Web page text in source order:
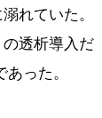
れていた。
透析導入だ
った。